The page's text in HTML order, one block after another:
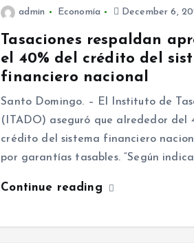
admin Economía December 6,
Tasaciones respaldan
el 40% del crédito del
financiero nacional
Santo Domingo. – El Instituto de
(ITADO) aseguró que alrededor del
crédito del sistema financiero
por garantías tasables. “Según
Continue reading